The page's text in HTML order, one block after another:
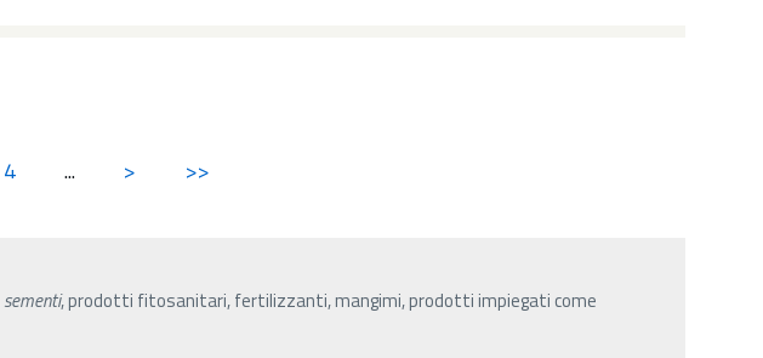
4 ... > >>
sementi, prodotti fitosanitari, fertilizzanti, mangimi, prodotti impiegati come